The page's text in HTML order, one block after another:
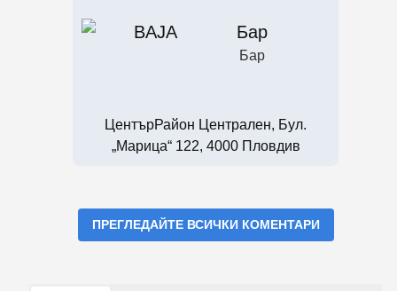
Бар
Бар
ЦентърРайон Централен, Бул.
„Марица“ 122, 4000 Пловдив
ПРЕГЛЕДАЙТЕ ВСИЧКИ КОМЕНТАРИ